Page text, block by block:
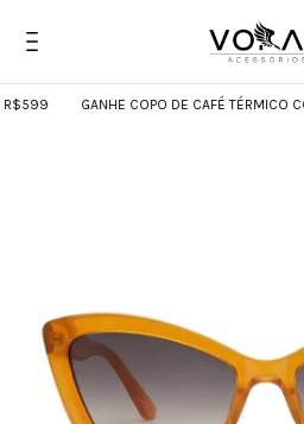
GANHE COPO DE CAFÉ TÉRMICO